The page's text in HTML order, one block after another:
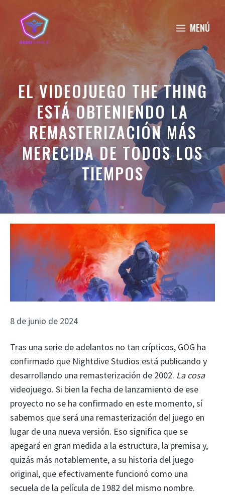
contenido
MENÚ
EL VIDEOJUEGO THE THING
ESTÁ OBTENIENDO LA
REMASTERIZACIÓN MÁS
MERECIDA DE TODOS LOS
TIEMPOS
8 de junio de 2024
Tras una serie de adelantos no tan crípticos, GOG ha
confirmado que Nightdive Studios está publicando y
desarrollando una remasterización de 2002. La cosa
videojuego. Si bien la fecha de lanzamiento de ese
proyecto no se ha confirmado en este momento, sí
sabemos que será una remasterización del juego en
lugar de una nueva versión. Eso significa que se
apegará en gran medida a la estructura, la premisa y,
quizás más notablemente, a su historia del juego
original, que efectivamente funcionó como una
secuela de la película de 1982 del mismo nombre.